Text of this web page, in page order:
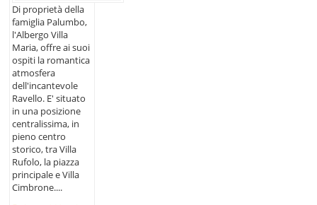
Di proprietà della
famiglia Palumbo,
l'Albergo Villa
Maria, offre ai suoi
ospiti la romantica
atmosfera
dell'incantevole
Ravello. E' situato
in una posizione
centralissima, in
pieno centro
storico, tra Villa
Rufolo, la piazza
principale e Villa
Cimbrone....